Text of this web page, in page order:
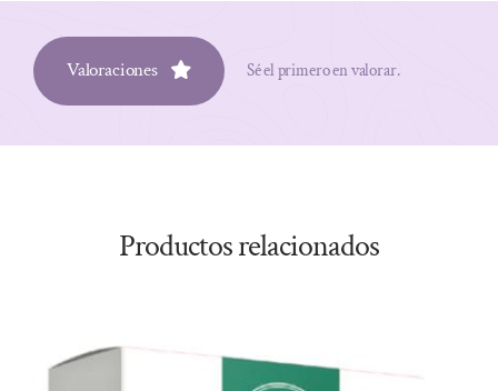
Valoraciones Sé el primero en valorar.
Productos relacionados